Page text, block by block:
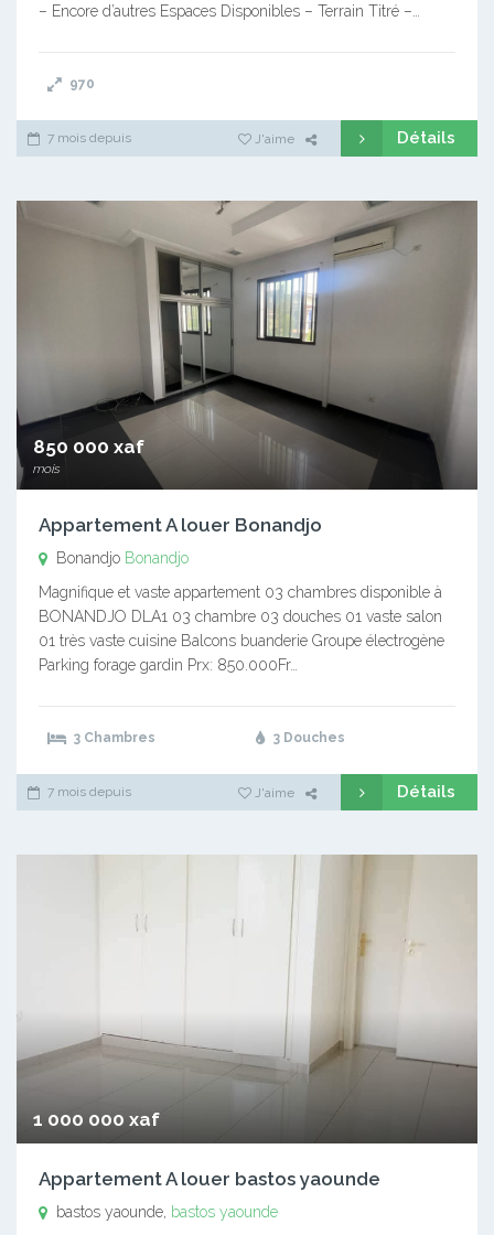
– Encore d’autres Espaces Disponibles – Terrain Titré –…
970
7 mois depuis J'aime Détails
850 000 xaf
mois
Appartement A louer Bonandjo
Bonandjo Bonandjo
Magnifique et vaste appartement 03 chambres disponible à
BONANDJO DLA1 03 chambre 03 douches 01 vaste salon
01 très vaste cuisine Balcons buanderie Groupe électrogène
Parking forage gardin Prx: 850.000Fr…
3 Chambres 3 Douches
7 mois depuis J'aime Détails
1 000 000 xaf
Appartement A louer bastos yaounde
bastos yaounde, bastos yaounde